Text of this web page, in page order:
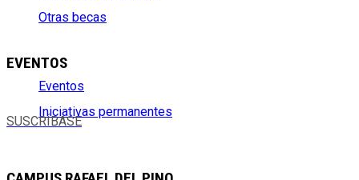
Otras becas
EVENTOS
Eventos
Iniciativas permanentes
SUSCRÍBASE